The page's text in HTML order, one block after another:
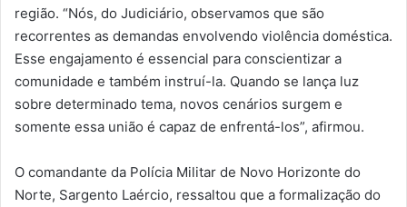
região. “Nós, do Judiciário, observamos que são
recorrentes as demandas envolvendo violência doméstica.
Esse engajamento é essencial para conscientizar a
comunidade e também instruí-la. Quando se lança luz
sobre determinado tema, novos cenários surgem e
somente essa união é capaz de enfrentá-los”, afirmou.
O comandante da Polícia Militar de Novo Horizonte do
Norte, Sargento Laércio, ressaltou que a formalização do